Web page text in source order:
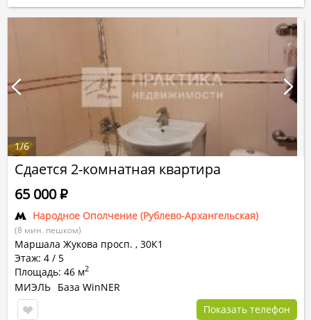
Сдается 2-комнатная квартира
Народное Ополчение (Рублево-Архангельская)
(8 мин. пешком)
Маршала Жукова просп. , 30К1
Этаж: 4 / 5
Площадь: 46 м2
65 000Р
МИЭЛЬ База WinNER
Показать телефон
1/6